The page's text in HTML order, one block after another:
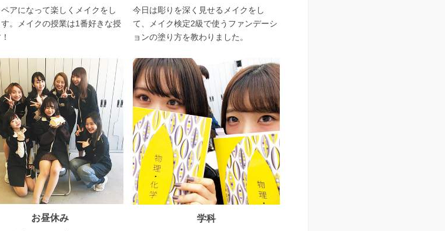
アになって楽しくメイクをし
。メイクの授業は1番好きな授
今日は彫りを深く見せるメイクをし
て、メイク検定2級で使うファンデーシ
ョンの塗り方を教わりました。
お昼休み 学科